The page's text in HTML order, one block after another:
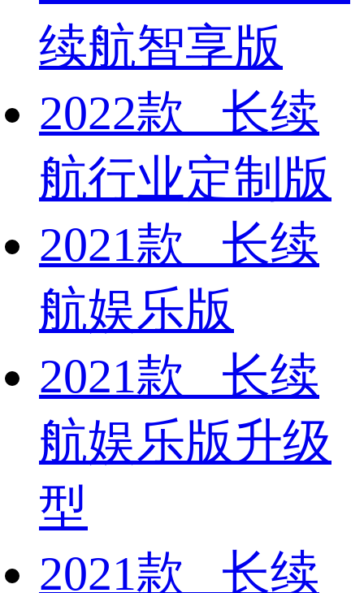
续航智享版
2022款 长续
航行业定制版
2021款 长续
航娱乐版
2021款 长续
航娱乐版升级
型
2021款 长续